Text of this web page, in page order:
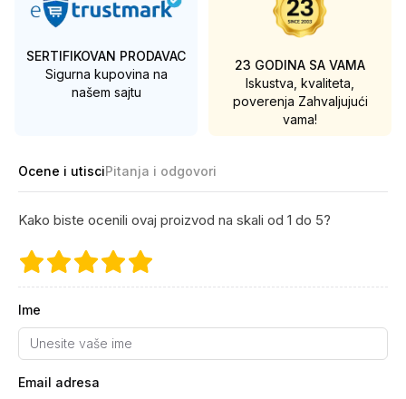
SERTIFIKOVAN PRODAVAC
Sigurna kupovina na
našem sajtu
23 GODINA SA VAMA
Iskustva, kvaliteta,
poverenja Zahvaljujući
vama!
Ocene i utisciPitanja i odgovori
Kako biste ocenili ovaj proizvod na skali od 1 do 5?
Ime
Email adresa